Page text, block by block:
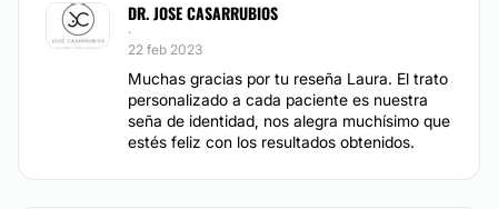
DR. JOSE CASARRUBIOS
·
22 feb 2023
Muchas gracias por tu reseña Laura. El trato
personalizado a cada paciente es nuestra
seña de identidad, nos alegra muchísimo que
estés feliz con los resultados obtenidos.